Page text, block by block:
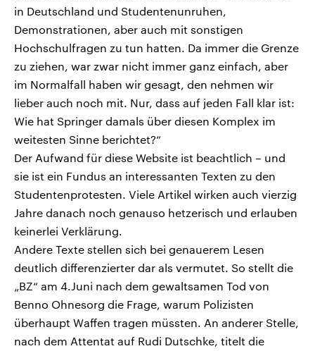
in Deutschland und Studentenunruhen,
Demonstrationen, aber auch mit sonstigen
Hochschulfragen zu tun hatten. Da immer die Grenze
zu ziehen, war zwar nicht immer ganz einfach, aber
im Normalfall haben wir gesagt, den nehmen wir
lieber auch noch mit. Nur, dass auf jeden Fall klar ist:
Wie hat Springer damals über diesen Komplex im
weitesten Sinne berichtet?“
Der Aufwand für diese Website ist beachtlich – und
sie ist ein Fundus an interessanten Texten zu den
Studentenprotesten. Viele Artikel wirken auch vierzig
Jahre danach noch genauso hetzerisch und erlauben
keinerlei Verklärung.
Andere Texte stellen sich bei genauerem Lesen
deutlich differenzierter dar als vermutet. So stellt die
„BZ“ am 4.Juni nach dem gewaltsamen Tod von
Benno Ohnesorg die Frage, warum Polizisten
überhaupt Waffen tragen müssten. An anderer Stelle,
nach dem Attentat auf Rudi Dutschke, titelt die